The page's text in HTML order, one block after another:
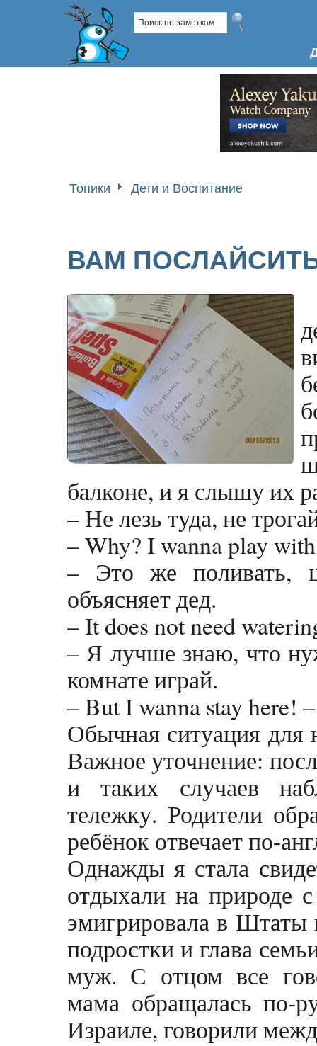
Топики Дети и Воспитание
ВАМ
балконе, и я слышу их
– Не лезь туда, не
– Why? I wanna play
– Это же поливать,
объясняет дед.
– It does not need
– Я лучше знаю, что
комнате играй.
– But I wanna stay here!
Обычная ситуация для
Важное уточнение:
и таких случаев
тележку. Родители
ребёнок отвечает по-
Однажды я стала
отдыхали на природе
эмигрировала в
подростки и глава
муж. С отцом все
мама обращалась по-
Израиле, говорили